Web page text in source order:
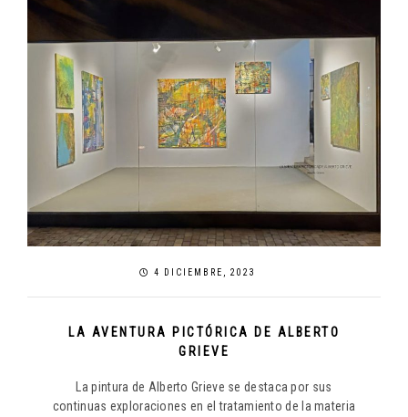
4 DICIEMBRE, 2023
LA AVENTURA PICTÓRICA DE ALBERTO
GRIEVE
La pintura de Alberto Grieve se destaca por sus
continuas exploraciones en el tratamiento de la materia